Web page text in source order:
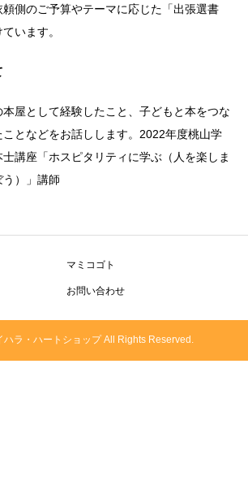
側のご予算やテーマに応じた「出張選書
います。
屋として経験したこと、子どもと本をつな
ことなどをお話しします。2022年度桃山学
講座「ホスピタリティに学ぶ（人を楽しま
）」講師
マミコゴト
お問い合わせ
ラ・ハートショップ All Rights Reserved.